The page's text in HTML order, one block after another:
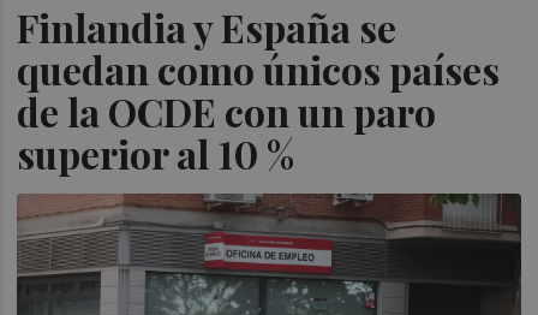
Finlandia y España se
quedan como únicos países
de la OCDE con un paro
superior al 10 %